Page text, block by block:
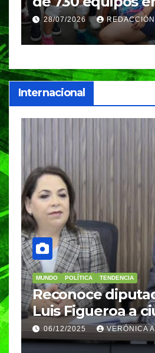
Festival Máster
28/07/2026 REDACCIÓN
Internacional
MUNDO POLÍTICA TENDENCIA
Reconoce
Luis Figueroa a
ciudadanos que
contribuyeron a
06/12/2025 VERÓNICA